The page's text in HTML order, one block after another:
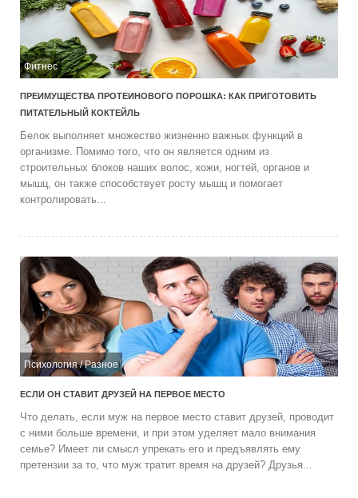
Фитнес
ПРЕИМУЩЕСТВА ПРОТЕИНОВОГО ПОРОШКА: КАК ПРИГОТОВИТЬ
ПИТАТЕЛЬНЫЙ КОКТЕЙЛЬ
Белок выполняет множество жизненно важных функций в
организме. Помимо того, что он является одним из
строительных блоков наших волос, кожи, ногтей, органов и
мышц, он также способствует росту мышц и помогает
контролировать...
Психология/Разное
ЕСЛИ ОН СТАВИТ ДРУЗЕЙ НА ПЕРВОЕ МЕСТО
Что делать, если муж на первое место ставит друзей, проводит
с ними больше времени, и при этом уделяет мало внимания
семье? Имеет ли смысл упрекать его и предъявлять ему
претензии за то, что муж тратит время на друзей? Друзья...